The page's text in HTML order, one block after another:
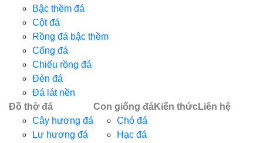
Bậc thềm đá
Cột đá
Rồng đá bậc thềm
Cổng đá
Chiếu rồng đá
Đèn đá
Đá lát nền
Đồ thờ đá
Cây hương đá
Lư hương đá
Con giống đá
Chó đá
Hạc đá
Kiến thứcLiên hệ